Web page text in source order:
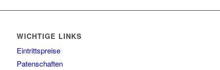
WICHTIGE LINKS
Eintrittspreise
Patenschaften